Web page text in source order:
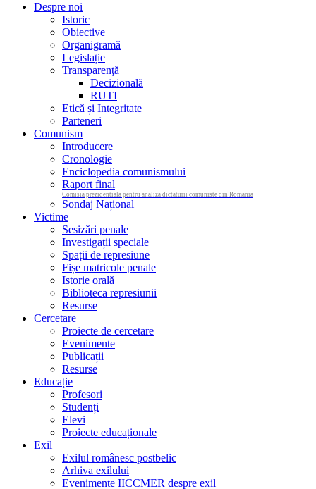
Despre noi
Istoric
Obiective
Organigramă
Legislație
Transparenţă
Decizională
RUTI
Etică și Integritate
Parteneri
Comunism
Introducere
Cronologie
Enciclopedia comunismului
Raport final
Comisia prezidentiala pentru analiza dictaturii comuniste din Romania
Sondaj Național
Victime
Sesizări penale
Investigații speciale
Spații de represiune
Fișe matricole penale
Istorie orală
Biblioteca represiunii
Resurse
Cercetare
Proiecte de cercetare
Evenimente
Publicații
Resurse
Educație
Profesori
Studenți
Elevi
Proiecte educaționale
Exil
Exilul românesc postbelic
Arhiva exilului
Evenimente IICCMER despre exil